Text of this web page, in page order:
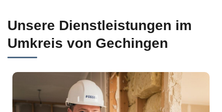
Unsere Dienstleistungen im
Umkreis von Gechingen